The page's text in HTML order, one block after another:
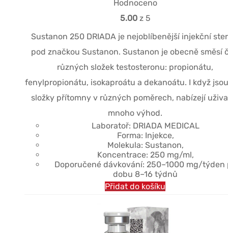
cena
byla:
$57.71.
cena
je:
$45.01.
Hodnoceno
5.00z 5
Sustanon 250 DRIADA je nejoblíbenější injekční
pod značkou Sustanon. Sustanon je obecně směsí
různých složek testosteronu: propionátu,
fenylpropionátu, isokaproátu a dekanoátu. I když
složky přítomny v různých poměrech, nabízejí
mnoho výhod.
Laboratoř: DRIADA MEDICAL
Forma: Injekce,
Molekula: Sustanon,
Koncentrace: 250 mg/ml,
Doporučené dávkování: 250–1000 mg/týden
dobu 8–16 týdnů
Přidat do košíku